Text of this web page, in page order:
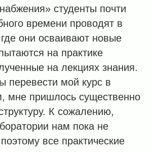
студенты почти
времени проводят в
они осваивают новые
на практике
на лекциях знания.
перевести мой курс в
мне пришлось существенно
К сожалению,
нам пока не
все практические